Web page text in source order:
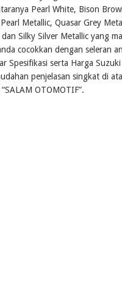
Pearl White, Bison
Metallic, Quasar Grey
Silky Silver Metallic yang
cocokkan dengan seleran
Spesifikasi serta Harga
penjelasan singkat di
OTOMOTIF”.